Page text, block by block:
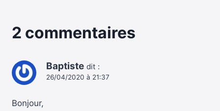
2 commentaires
Baptiste dit :
26/04/2020 à 21:37
Bonjour,